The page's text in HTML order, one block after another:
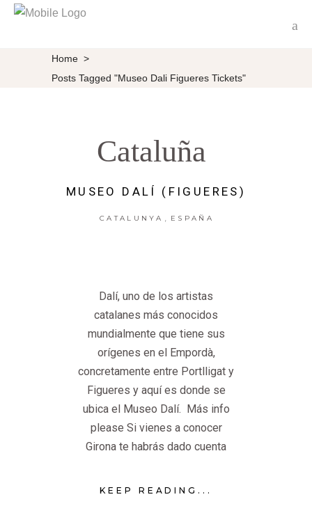
Home >
Posts Tagged "museo Dali Figueres Tickets"
Cataluña
MUSEO DALÍ (FIGUERES)
CATALUNYA ESPAÑA
Dalí, uno de los artistas
catalanes más conocidos
mundialmente que tiene sus
orígenes en el Empordà,
concretamente entre Portlligat y
Figueres y aquí es donde se
ubica el Museo Dalí. Más info
please Si vienes a conocer
Girona te habrás dado cuenta
KEEP READING...